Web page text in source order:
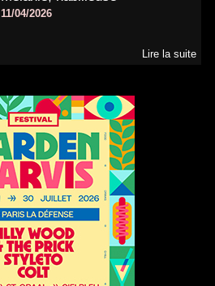
11/04/2026
Lire la suite